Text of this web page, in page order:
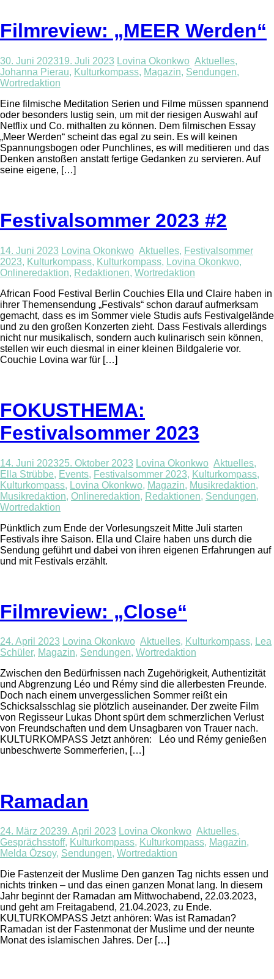
Filmreview: „MEER Werden“
30. Juni 202319. Juli 2023 Lovina Okonkwo Aktuelles,
Johanna Pierau, Kulturkompass, Magazin, Sendungen,
Wortredaktion
Eine filmische Meditation Serien und Filme müssen spannend
oder besonders lustig sein, um mit der riesigen Auswahl auf
Netflix und Co. mithalten zu können. Dem filmischen Essay
„Meer Werden“ scheint das egal zu sein. Es will keinen
Spannungsbogen oder Punchlines, es will meditieren und das
Denken anstoßen anstatt fertige Gedanken zu servieren. Auf
seine eigene, […]
Festivalsommer 2023 #2
14. Juni 2023 Lovina Okonkwo Aktuelles, Festivalsommer
2023, Kulturkompass, Kulturkompass, Lovina Okonkwo,
Onlineredaktion, Redaktionen, Wortredaktion
African Food Festival Berlin Couchies Ella und Claire haben in
ihrer Themensendung „Festivals“ schon darauf aufmerksam
gemacht, dass es im Sommer viele Studis aufs Festivalgelände
und zu den großen Konzerten zieht. Dass Festivals allerdings
nicht nur musikalisch, sondern auch kulinarisch sein können,
stellen wir euch diesmal in einer kleinen Bildgalerie vor.
Couchie Lovina war für […]
FOKUSTHEMA:
Festivalsommer 2023
14. Juni 202325. Oktober 2023 Lovina Okonkwo Aktuelles,
Ella Strübbe, Events, Festivalsommer 2023, Kulturkompass,
Kulturkompass, Lovina Okonkwo, Magazin, Musikredaktion,
Musikredaktion, Onlineredaktion, Redaktionen, Sendungen,
Wortredaktion
Pünktlich zum Ende der Vorlesungszeit Mitte Juli starten
Festivals ihre Saison. Ella und Claire haben uns durch die
Sendung geführt und dabei von ihren eigenen Erfahrungen auf
und mit Festivals erzählt.
Filmreview: „Close“
24. April 2023 Lovina Okonkwo Aktuelles, Kulturkompass, Lea
Schüler, Magazin, Sendungen, Wortredaktion
Zwischen den Bedürfnissen nach Zugehörigkeit, Authentizität
und Abgrenzung Léo und Rémy sind die allerbesten Freunde.
Doch nach einem unvergesslichen Sommer reißt ein
Schicksalsschlag sie plötzlich auseinander. Der zweite Film
von Regisseur Lukas Dhont spürt dem schmerzlichen Verlust
von Freundschaften und dem Unsagbaren von Trauer nach.
KULTURKOMPASS Jetzt anhören: Léo und Rémy genießen
unbeschwerte Sommerferien, […]
Ramadan
24. März 20239. April 2023 Lovina Okonkwo Aktuelles,
Gesprächsstoff, Kulturkompass, Kulturkompass, Magazin,
Melda Özsoy, Sendungen, Wortredaktion
Die Fastenzeit der Muslime Den ganzen Tag nichts essen und
nichts trinken – und das einen ganzen Monat lang. In diesem
Jahr beginnt der Ramadan am Mittwochabend, 22.03.2023,
und geht am Freitagabend, 21.04.2023, zu Ende.
KULTURKOMPASS Jetzt anhören: Was ist Ramadan?
Ramadan ist der Fastenmonat der Muslime und der neunte
Monat des islamischen Jahres. Der […]